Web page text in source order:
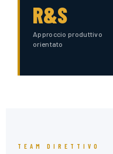
R&S
Approccio produttivo
orientato
TEAM DIRETTIVO